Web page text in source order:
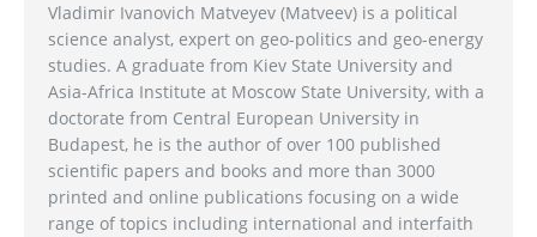
Vladimir Ivanovich Matveyev (Matveev) is a political
science analyst, expert on geo-politics and geo-energy
studies. A graduate from Kiev State University and
Asia-Africa Institute at Moscow State University, with a
doctorate from Central European University in
Budapest, he is the author of over 100 published
scientific papers and books and more than 3000
printed and online publications focusing on a wide
range of topics including international and interfaith